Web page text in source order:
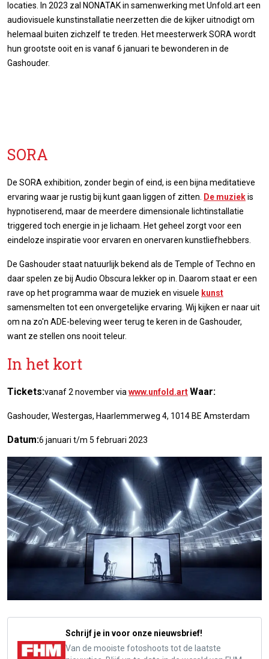
locaties. In 2023 zal NONATAK in samenwerking met Unfold.art een
audiovisuele kunstinstallatie neerzetten die de kijker uitnodigt om
helemaal buiten zichzelf te treden. Het meesterwerk SORA wordt
hun grootste ooit en is vanaf 6 januari te bewonderen in de
Gashouder.
SORA
De SORA exhibition, zonder begin of eind, is een bijna meditatieve
ervaring waar je rustig bij kunt gaan liggen of zitten.
De muziekis
hypnotiserend, maar de meerdere dimensionale lichtinstallatie
triggered toch energie in je lichaam. Het geheel zorgt voor een
eindeloze inspiratie voor ervaren en onervaren kunstliefhebbers.
De Gashouder staat natuurlijk bekend als de Temple of Techno en
daar spelen ze bij Audio Obscura lekker op in. Daarom staat er een
rave op het programma waar de muziek en visuele kunst
samensmelten tot een onvergetelijke ervaring. Wij kijken er naar uit
om na zo'n ADE-beleving weer terug te keren in de Gashouder,
want ze stellen ons nooit teleur.
In het kort
Tickets:vanaf 2 november via www.unfold.artWaar:
Gashouder, Westergas, Haarlemmerweg 4, 1014 BE Amsterdam
Datum:6 januari t/m 5 februari 2023
Schrijf je in voor onze nieuwsbrief!
Van de mooiste fotoshoots tot de laatste